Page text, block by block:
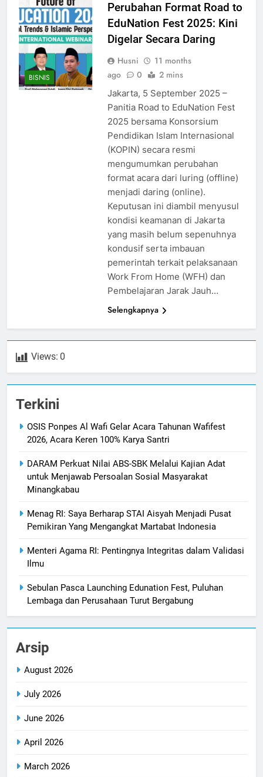
BISNIS
Perubahan Format Road to
EduNation Fest 2025: Kini
Digelar Secara Daring
Husni
11 months
ago
0 2 mins
Jakarta, 5 September 2025 –
Panitia Road to EduNation Fest
2025 bersama Konsorsium
Pendidikan Islam Internasional
(KOPIN) secara resmi
mengumumkan perubahan
format acara dari luring (offline)
menjadi daring (online).
Keputusan ini diambil menyusul
kondisi keamanan di Jakarta
yang masih belum sepenuhnya
kondusif serta imbauan
pemerintah terkait pelaksanaan
Work From Home (WFH) dan
Pembelajaran Jarak Jauh…
Selengkapnya
Views: 0
Terkini
OSIS Ponpes Al Wafi Gelar Acara Tahunan Wafifest
2026, Acara Keren 100% Karya Santri
DARAM Perkuat Nilai ABS-SBK Melalui Kajian Adat
untuk Menjawab Persoalan Sosial Masyarakat
Minangkabau
Menag RI: Saya Berharap STAI Aisyah Menjadi Pusat
Pemikiran Yang Mengangkat Martabat Indonesia
Menteri Agama RI: Pentingnya Integritas dalam Validasi
Ilmu
Sebulan Pasca Launching Edunation Fest, Puluhan
Lembaga dan Perusahaan Turut Bergabung
Arsip
August 2026
July 2026
June 2026
April 2026
March 2026